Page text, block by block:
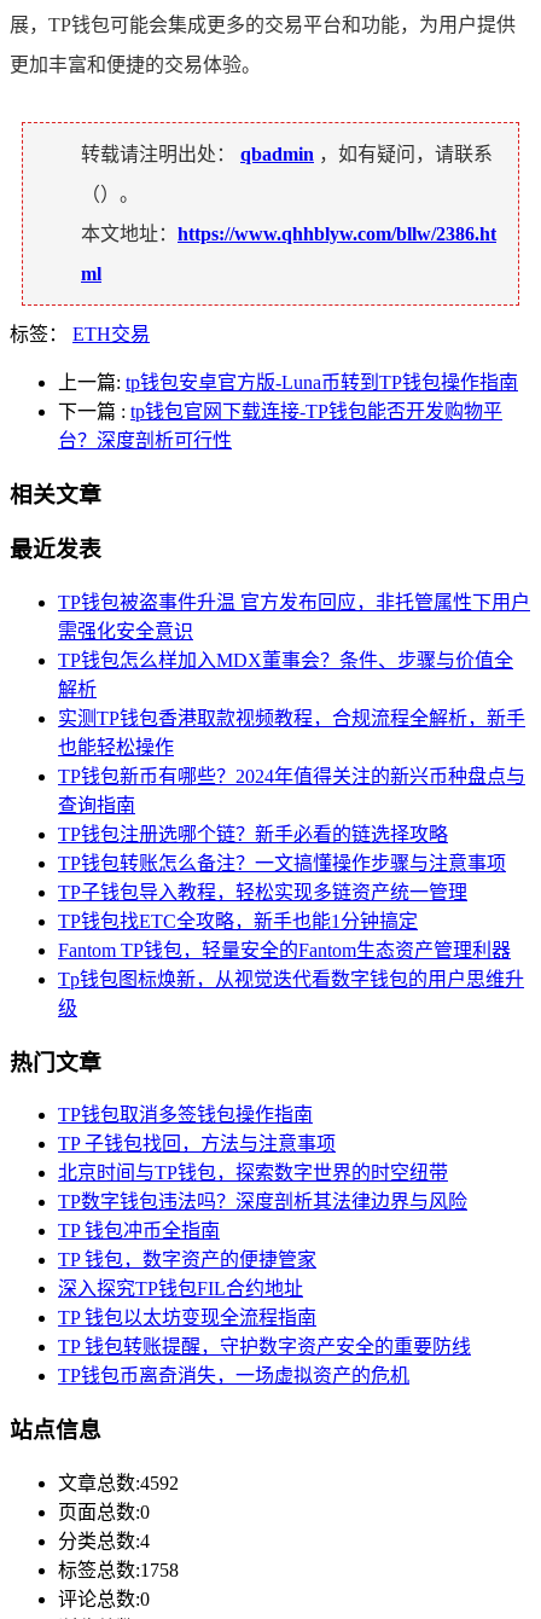
展，TP钱包可能会集成更多的交易平台和功能，为用户提供
更加丰富和便捷的交易体验。
转载请注明出处： qbadmin ，如有疑问，请联系
（）。
本文地址： https://www.qhhblyw.com/bllw/2386.ht
ml
标签： ETH交易
上一篇: tp钱包安卓官方版-Luna币转到TP钱包操作指南
下一篇 : tp钱包官网下载连接-TP钱包能否开发购物平
台？深度剖析可行性
相关文章
最近发表
TP钱包被盗事件升温 官方发布回应，非托管属性下用户
需强化安全意识
TP钱包怎么样加入MDX董事会？条件、步骤与价值全
解析
实测TP钱包香港取款视频教程，合规流程全解析，新手
也能轻松操作
TP钱包新币有哪些？2024年值得关注的新兴币种盘点与
查询指南
TP钱包注册选哪个链？新手必看的链选择攻略
TP钱包转账怎么备注？一文搞懂操作步骤与注意事项
TP子钱包导入教程，轻松实现多链资产统一管理
TP钱包找ETC全攻略，新手也能1分钟搞定
Fantom TP钱包，轻量安全的Fantom生态资产管理利器
Tp钱包图标焕新，从视觉迭代看数字钱包的用户思维升
级
热门文章
TP钱包取消多签钱包操作指南
TP 子钱包找回，方法与注意事项
北京时间与TP钱包，探索数字世界的时空纽带
TP数字钱包违法吗？深度剖析其法律边界与风险
TP 钱包冲币全指南
TP 钱包，数字资产的便捷管家
深入探究TP钱包FIL合约地址
TP 钱包以太坊变现全流程指南
TP 钱包转账提醒，守护数字资产安全的重要防线
TP钱包币离奇消失，一场虚拟资产的危机
站点信息
文章总数:4592
页面总数:0
分类总数:4
标签总数:1758
评论总数:0